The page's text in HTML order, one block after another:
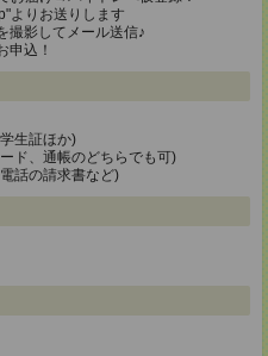
よりお送りします
撮影してメール送信♪
申込！
生証ほか)
ド、通帳のどちらでも可)
話の請求書など)